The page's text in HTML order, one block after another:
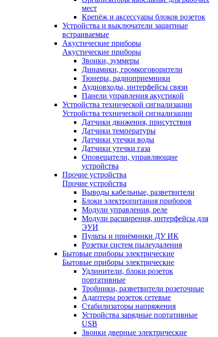
мест
Крепёж и аксессуары блоков розеток
Устройства и выключатели защитные
встраиваемые
Акустические приборы
Акустические приборы
Звонки, зуммеры
Динамики, громкоговорители
Тюнеры, радиоприемники
Аудиовходы, интерфейсы связи
Панели управления акустикой
Устройства технической сигнализации
Устройства технической сигнализации
Датчики движения, присутствия
Датчики температуры
Датчики утечки воды
Датчики утечки газа
Оповещатели, управляющие
устройства
Прочие устройства
Прочие устройства
Выводы кабельные, разветвители
Блоки электропитания приборов
Модули управления, реле
Модули расширения, интерфейсы для
ЭУИ
Пульты и приёмники ДУ ИК
Розетки систем пылеудаления
Бытовые приборы электрические
Бытовые приборы электрические
Удлинители, блоки розеток
портативные
Тройники, разветвители розеточные
Адаптеры розеток сетевые
Стабилизаторы напряжения
Устройства зарядные портативные
USB
Звонки дверные электрические